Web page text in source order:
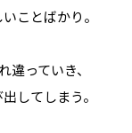
ことばかり。
違っていき、
してしまう。